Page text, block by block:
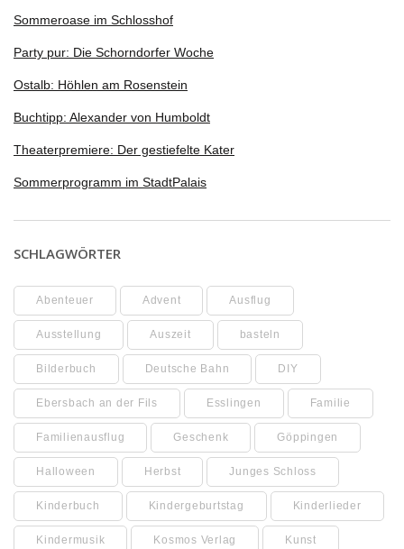
Sommeroase im Schlosshof
Party pur: Die Schorndorfer Woche
Ostalb: Höhlen am Rosenstein
Buchtipp: Alexander von Humboldt
Theaterpremiere: Der gestiefelte Kater
Sommerprogramm im StadtPalais
SCHLAGWÖRTER
Abenteuer Advent Ausflug
Ausstellung Auszeit basteln
Bilderbuch Deutsche Bahn DIY
Ebersbach an der Fils Esslingen Familie
Familienausflug Geschenk Göppingen
Halloween Herbst Junges Schloss
Kinderbuch Kindergeburtstag Kinderlieder
Kindermusik Kosmos Verlag Kunst